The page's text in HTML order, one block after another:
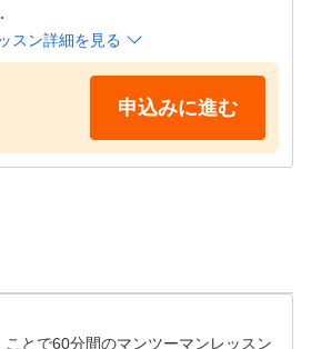
が確認できない場合はキャンセ
ッスンを体験していただけます。
ー×プライベート空間×プロによ
ンで、お客様のお悩みの""原因"
の方は是非体験レッスンにお越
ュール(各120分)
スン詳細を見る
申込みに進む
とで60分間のマンツーマンレッスン